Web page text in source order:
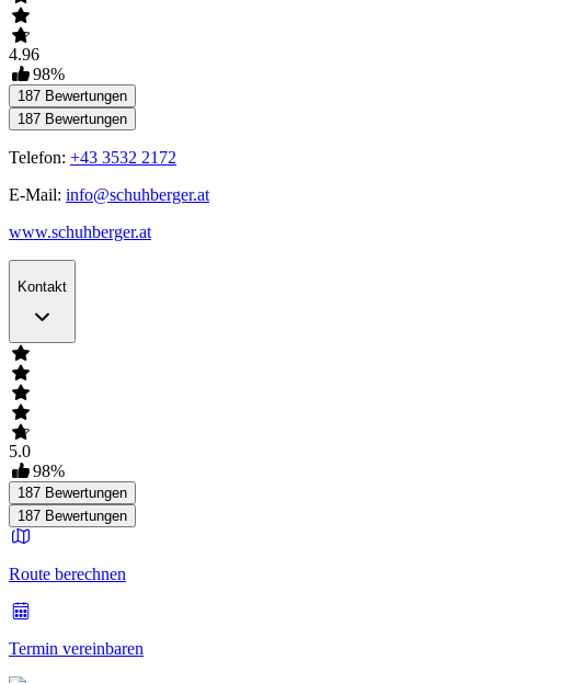
4.96
98%
187 Bewertungen
187 Bewertungen
Telefon: +43 3532 2172
E-Mail: info@schuhberger.at
www.schuhberger.at
Kontakt
5.0
98%
187 Bewertungen
187 Bewertungen
Route berechnen
Termin vereinbaren